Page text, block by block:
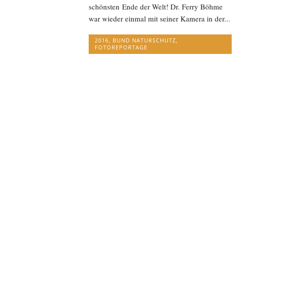
schönsten Ende der Welt! Dr. Ferry Böhme
war wieder einmal mit seiner Kamera in der...
2016 BUND NATURSCHUTZ
FOTOREPORTAGE